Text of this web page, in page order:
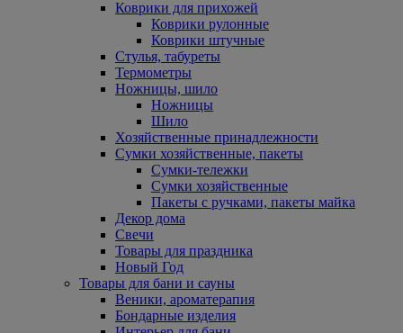
Коврики для прихожей
Коврики рулонные
Коврики штучные
Стулья, табуреты
Термометры
Ножницы, шило
Ножницы
Шило
Хозяйственные принадлежности
Сумки хозяйственные, пакеты
Сумки-тележки
Сумки хозяйственные
Пакеты с ручками, пакеты майка
Декор дома
Свечи
Товары для праздника
Новый Год
Товары для бани и сауны
Веники, ароматерапия
Бондарные изделия